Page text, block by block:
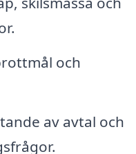
och
av avtal och